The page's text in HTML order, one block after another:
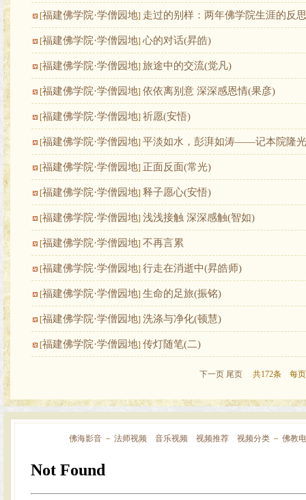
[福建佛学院·学僧园地] 走过的别样：两年佛学院生涯的反
[福建佛学院·学僧园地] 心的对话(昇皓)
[福建佛学院·学僧园地] 旅途中的交流(觉凡)
[福建佛学院·学僧园地] 依依离别意 深深感恩情(果彦)
[福建佛学院·学僧园地] 祈愿(安悟)
[福建佛学院·学僧园地] 平淡如水，彭湃如涛——记本院隆
[福建佛学院·学僧园地] 正面反面(常光)
[福建佛学院·学僧园地] 释子愿心(安悟)
[福建佛学院·学僧园地] 浅浅接触 深深感触(智如)
[福建佛学院·学僧园地] 不再言累
[福建佛学院·学僧园地] 行走在消逝中(昇皓师)
[福建佛学院·学僧园地] 生命的足旅(振铭)
[福建佛学院·学僧园地] 洗涤与净化(顿慧)
[福建佛学院·学僧园地] 传灯随笔(二)
下一页 尾页共172条 每页
佛海影音 － 法师视频 音乐视频 视频推荐 视频分类 － 佛教